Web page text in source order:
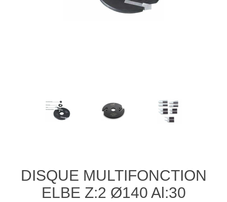
DISQUE MULTIFONCTION
ELBE Z:2 Ø140 Al:30